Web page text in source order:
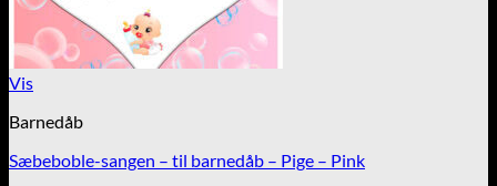
Vis
Barnedåb
Sæbeboble-sangen – til barnedåb – Pige – Pink